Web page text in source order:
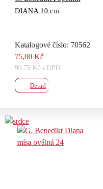
DIANA 10 cm
Katalogové číslo: 70562
75,00 Kč
90,75 Kč s DPH
Detail